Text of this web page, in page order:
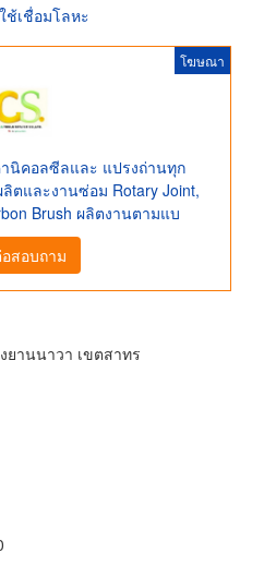
ช้เชื่อมโลหะ
โฆษณา
นิคอลซีลและ แปรงถ่านทุก
ตและงานซ่อม Rotary Joint,
Brush ผลิตงานตามแบ
สอบถาม
านนาวา เขตสาทร